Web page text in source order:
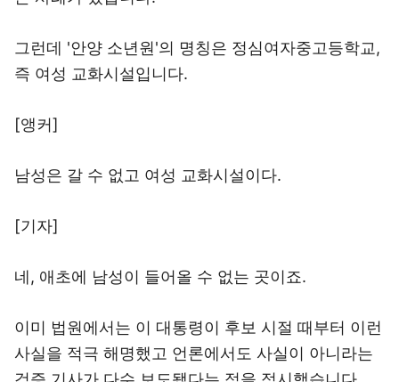
그런데 '안양 소년원'의 명칭은 정심여자중고등학교,
즉 여성 교화시설입니다.
[앵커]
남성은 갈 수 없고 여성 교화시설이다.
[기자]
네, 애초에 남성이 들어올 수 없는 곳이죠.
이미 법원에서는 이 대통령이 후보 시절 때부터 이런
사실을 적극 해명했고 언론에서도 사실이 아니라는